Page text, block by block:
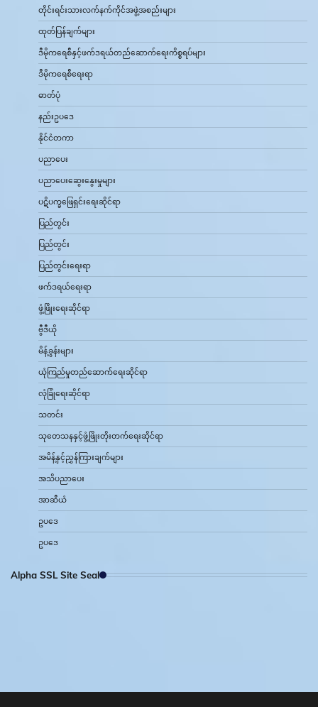
တိုင်းရင်းသားလက်နက်ကိုင်အဖွဲ့အစည်းများ
ထုတ်ပြန်ချက်များ
ဒီမိုကရေစီနှင့်ဖက်ဒရယ်တည်ဆောက်‌ရေးကိစ္စရပ်များ
ဒီမိုကရေစီရေးရာ
ဓာတ်ပုံ
နည်းဥပဒေ
နိုင်ငံတကာ
ပညာပေး
ပညာပေးဆွေးနွေးမှုများ
ပဋိပက္ခဖြေရှင်းရေးဆိုင်ရာ
ပြည်တွင်း
ပြည်တွင်း
ပြည်တွင်းရေးရာ
ဖက်ဒရယ်ရေးရာ
ဖွံ့ဖြိုးရေးဆိုင်ရာ
ဗွီဒီယို
မိန့်ခွန်းများ
ယုံကြည်မှုတည်ဆောက်ရေးဆိုင်ရာ
လုံခြုံရေးဆိုင်ရာ
သတင်း
သုတေသနနှင့်ဖွံ့ဖြိုးတိုးတက်ရေးဆိုင်ရာ
အမိန့်နှင့်ညွှန်ကြားချက်များ
အသိပညာပေး
အာဆီယံ
ဥပဒေ
ဥပဒေ
Alpha SSL Site Seal